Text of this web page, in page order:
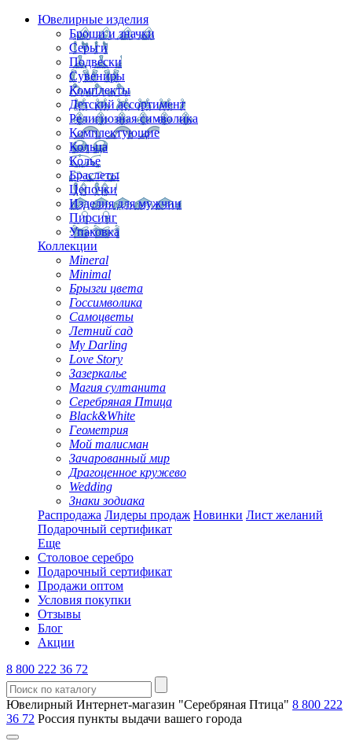
Ювелирные изделия
Броши и значки
Серьги
Подвески
Сувениры
Комплекты
Детский ассортимент
Религиозная символика
Комплектующие
Кольца
Колье
Браслеты
Цепочки
Изделия для мужчин
Пирсинг
Упаковка
Коллекции
Mineral
Minimal
Брызги цвета
Госсимволика
Самоцветы
Летний сад
My Darling
Love Story
Зазеркалье
Магия султанита
Серебряная Птица
Black&White
Геометрия
Мой талисман
Зачарованный мир
Драгоценное кружево
Wedding
Знаки зодиака
Распродажа Лидеры продаж Новинки Лист желаний
Подарочный сертификат
Еще
Столовое серебро
Подарочный сертификат
Продажи оптом
Условия покупки
Отзывы
Блог
Акции
8 800 222 36 72
Ювелирный Интернет-магазин "Серебряная Птица" 8 800 222
36 72 Россия пункты выдачи вашего города